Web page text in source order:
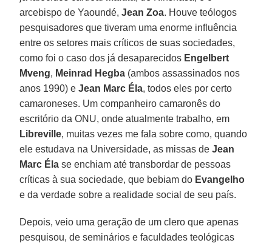
arcebispo de Yaoundé,Jean Zoa. Houve teólogos
pesquisadores que tiveram uma enorme influência
entre os setores mais críticos de suas sociedades,
como foi o caso dos já desaparecidos Engelbert
Mveng, Meinrad Hegba (ambos assassinados nos
anos 1990) eJean Marc Éla, todos eles por certo
camaroneses. Um companheiro camaronês do
escritório da ONU, onde atualmente trabalho, em
Libreville, muitas vezes me fala sobre como, quando
ele estudava na Universidade, as missas deJean
Marc Éla se enchiam até transbordar de pessoas
críticas à sua sociedade, que bebiam do Evangelho
e da verdade sobre a realidade social de seu país.
Depois, veio uma geração de um clero que apenas
pesquisou, de seminários e faculdades teológicas